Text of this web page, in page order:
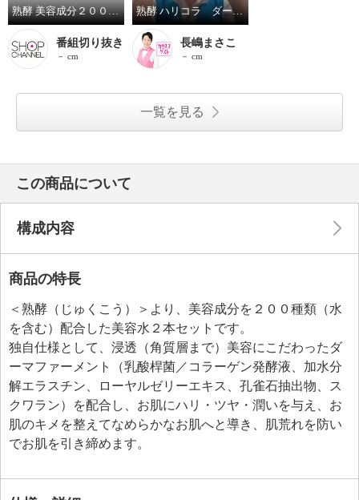
熟酵 美容成分２００種類配合 徹底ハリケア！ ハリコラ ダーマエッセンス ２本セット
番組切り抜き
－ cm
熟酵 ハリコラ ダーマエッセンス
長嶋まさこ
－ cm
一覧を見る
この商品について
構成内容
商品の特長
＜熟酵（じゅくこう）＞より、美容成分を２００種類（水
を含む）配合した美容水２本セットです。
独自仕様として、浸透（角質層まで）美容にこだわったダ
ーマファーメント（乳酸桿菌／コラーゲン発酵液、加水分
解エラスチン、ローヤルゼリーエキス、孔雀石抽出物、ス
クワラン）を配合し、お肌にハリ・ツヤ・潤いを与え、お
肌のキメを整えてなめらかなお肌へと導き、肌荒れを防い
でお肌を引き締めます。